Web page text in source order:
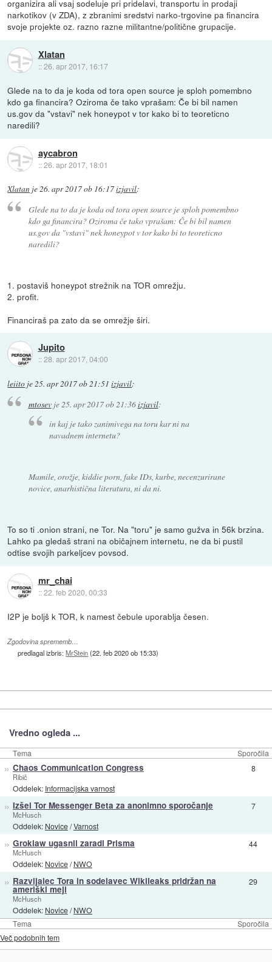
organizira ali vsaj sodeluje pri pridelavi, transportu in prodaji
narkotikov (v ZDA), z zbranimi sredstvi narko-trgovine pa financira
svoje projekte oz. razno razne militantne/politične grupacije.
Xlatan
::26. apr 2017, 16:17
Glede na to da je koda od tora open source je sploh pomembno
kdo ga financira? Oziroma če tako vprašam: Če bi bil namen
us.gov da "vstavi" nek honeypot v tor kako bi to teoreticno
naredili?
aycabron
::26. apr 2017, 18:01
Xlatan je26. apr 2017 ob 16:17izjavil:
Glede na to da je koda od tora open source je sploh pomembno
kdo ga financira? Oziroma če tako vprašam: Če bi bil namen
us.gov da "vstavi" nek honeypot v tor kako bi to teoreticno
naredili?
1. postaviš honeypot strežnik na TOR omrežju.
2. profit.
Financiraš pa zato da se omrežje širi.
Jupito
::28. apr 2017, 04:00
leiito je25. apr 2017 ob 21:51 izjavil:
mtosevje 25. apr 2017 ob 21:36izjavil:
in kaj je tako zanimivega na toru kar ni na
navadnem internetu?
Mamile, orožje, kiddie porn, fake IDs, kurbe, necenzurirane
novice, anarhistična literatura, ni da ni.
To so ti .onion strani, ne Tor. Na "toru" je samo gužva in 56k brzina.
Lahko pa gledaš strani na običajnem internetu, ne da bi pustil
odtise svojih parkeljcev povsod.
mr_chai
::22. feb 2020, 00:33
I2P je boljš k TOR, k namest čebule uporablja česen.
Zgodovina sprememb…
predlagal izbris:MrStein(22. feb 2020 ob 15:33)
Vredno ogleda ...
Tema Sporočila
Tema Sporočila
» Chaos Communication Congress
Ribič
Oddelek: Informacijska varnost
8
» Izšel Tor Messenger Beta za anonimno sporočanje
McHusch
Oddelek: Novice/Varnost
7
» Groklaw ugasnil zaradi Prisma
McHusch
Oddelek: Novice/NWO
44
» Razvijalec Tora in sodelavec Wikileaks pridržan na
ameriški meji
McHusch
Oddelek: Novice/NWO
29
Več podobnih tem